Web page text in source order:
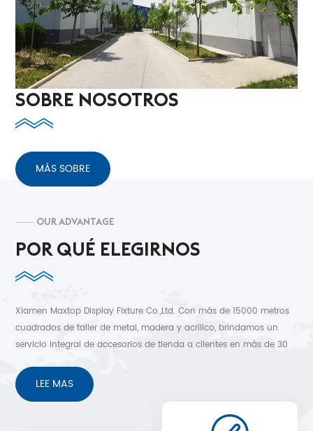
SOBRE NOSOTROS
MÁS SOBRE
OUR ADVANTAGE
POR QUÉ ELEGIRNOS
Xiamen Maxtop Display Fixture Co.,Ltd. Con más de 15000 metros
cuadrados de taller de metal, madera y acrílico, brindamos un
servicio integral de accesorios de tienda a clientes en más de 30
después de los servicios de venta.
LEE MAS